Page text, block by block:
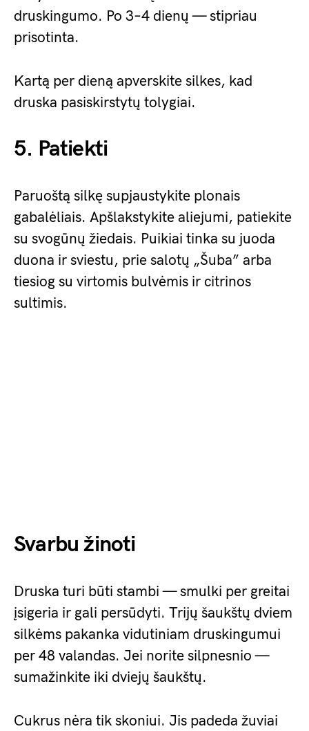
druskingumo. Po 3–4 dienų — stipriau
prisotinta.
Kartą per dieną apverskite silkes, kad
druska pasiskirstytų tolygiai.
5. Patiekti
Paruoštą silkę supjaustykite plonais
gabalėliais. Apšlakstykite aliejumi, patiekite
su svogūnų žiedais. Puikiai tinka su juoda
duona ir sviestu, prie salotų „Šuba” arba
tiesiog su virtomis bulvėmis ir citrinos
sultimis.
Svarbu žinoti
Druska turi būti stambi — smulki per greitai
įsigeria ir gali persūdyti. Trijų šaukštų dviem
silkėms pakanka vidutiniam druskingumui
per 48 valandas. Jei norite silpnesnio —
sumažinkite iki dviejų šaukštų.
Cukrus nėra tik skoniui. Jis padeda žuviai